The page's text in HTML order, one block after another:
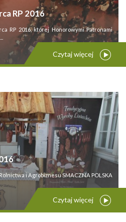
RP 2016
RP 2016, której Honorowymi Patronami
Czytaj więcej
i Agrobiznesu SMACZNA POLSKA
Czytaj więcej